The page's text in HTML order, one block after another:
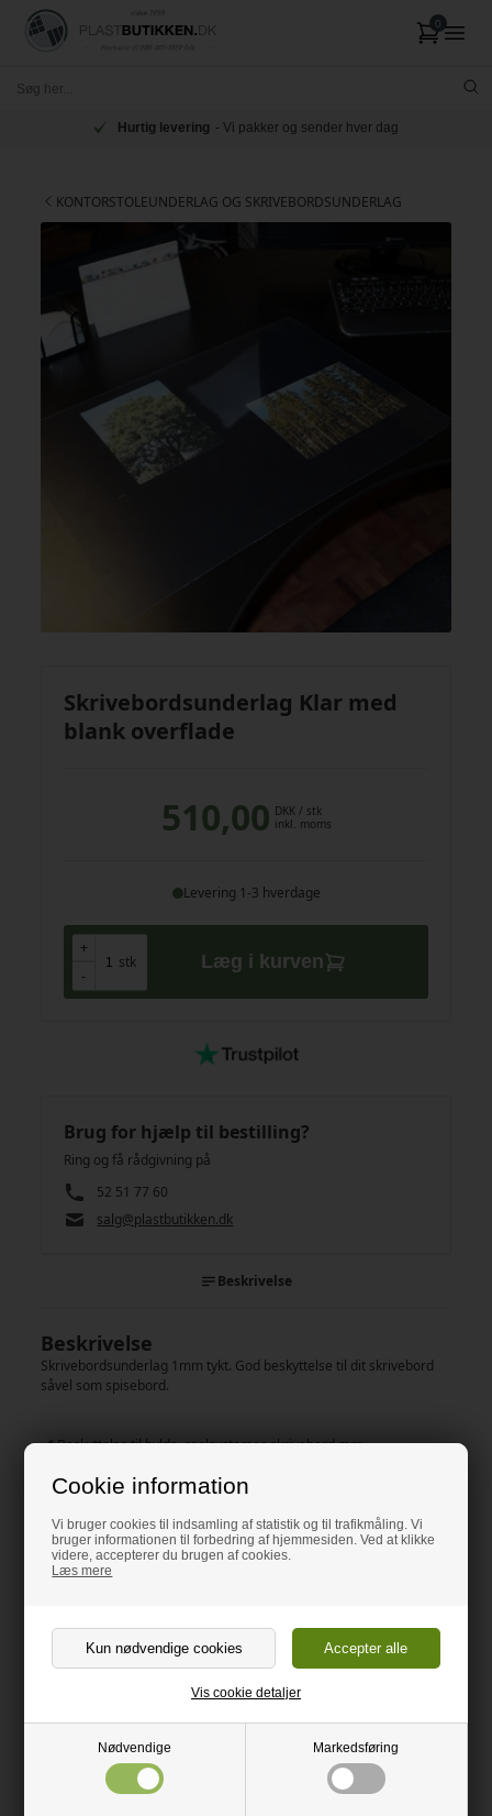
Cookie information
Vi bruger cookies til indsamling af statistik og til trafikmåling. Vi
bruger informationen til forbedring af hjemmesiden. Ved at klikke
videre, accepterer du brugen af cookies.
Læs mere
Nødvendige Markedsføring
Vis cookie detaljer
Hurtig levering - Vi pakker og sender hver dag
KONTORSTOLEUNDERLAG OG SKRIVEBORDSUNDERLAG
Skrivebordsunderlag Klar med
blank overflade
510,00 DKK/ stk
inkl. moms
Levering 1-3 hverdage
+
-
stk
+
-
Læg i kurven
Brug for hjælp til bestilling?
Ring og få rådgivning på
52 51 77 60
salg@plastbutikken.dk
Beskrivelse
Beskrivelse
Skrivebordsunderlag 1mm tykt. God beskyttelse til dit skrivebord
såvel som spisebord.
Beskyttelse til hylde, reolsystemer, skrivebord mm.
Let at rengøre.
Absorbere ikke vand
Kan skæres med en almindelige saks og hobbykniv.
Pladen er gennemsigtig og blank på begge sider
Plade mål. 2050 x 1250 x 1 mm - sælges i hele plader.
Vi tilskære gratis på dine mål
(Skriv i notatfeltet, hvor du indtaster navn + adresse, hvilken
størrelse det skal være. Prisen er dog altid for en hel plade.)